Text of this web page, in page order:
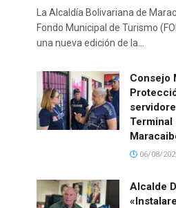
La Alcaldía Bolivariana de
Fondo Municipal de Turismo
una nueva edición de la...
Consejo
Terminal
06/08/
Alcalde